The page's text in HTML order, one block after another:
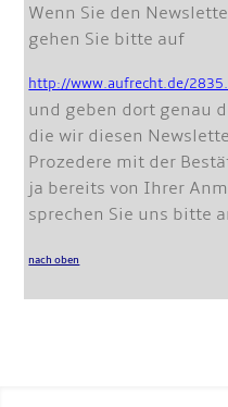
Wenn Sie den
gehen Sie bitte auf
http://www.aufrecht.de/
und geben dort genau
die wir diesen
Prozedere mit der
ja bereits von Ihrer
sprechen Sie uns bitte
nach oben